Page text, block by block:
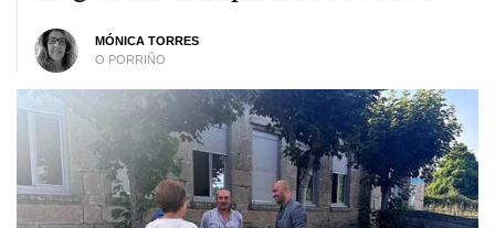
MÓNICA TORRES
O PORRIÑO